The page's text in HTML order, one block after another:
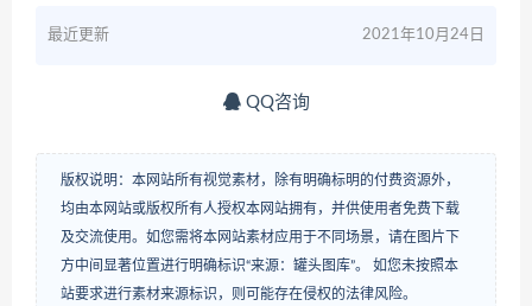
最近更新 2021年10月24日
QQ咨询
版权说明：本网站所有视觉素材，除有明确标明的付费资源外，
均由本网站或版权所有人授权本网站拥有，并供使用者免费下载
及交流使用。如您需将本网站素材应用于不同场景，请在图片下
方中间显著位置进行明确标识“来源：罐头图库”。 如您未按照本
站要求进行素材来源标识，则可能存在侵权的法律风险。